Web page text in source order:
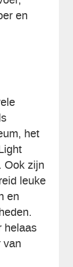
en
het
Ook zijn
leuke
en
helaas
van